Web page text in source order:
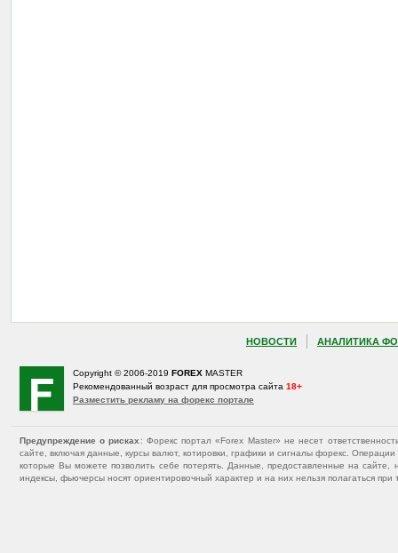
НОВОСТИ АНАЛИТИКА
Copyright © 2006-2019 FOREX MASTER
Рекомендованный возраст для просмотра сайта 18+
Разместить рекламу на форекс портале
Предупреждение о рисках : Форекс портал «Forex Master» не несет
сайте, включая данные, курсы валют, котировки, графики и сигналы форекс.
которые Вы можете позволить себе потерять. Данные, предоставленные на
индексы, фьючерсы носят ориентировочный характер и на них нельзя полагаться при